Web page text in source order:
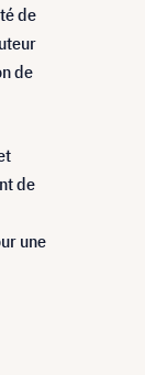
de
de
de
une